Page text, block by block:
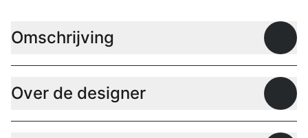
Omschrijving
Over de designer